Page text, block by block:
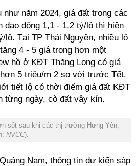
như năm 2024, giá đất trong các
dao động 1,1 - 1,2 tỷ/lô thì hiện
lô. Tại TP Thái Nguyên, nhiều lô
4 - 5 giá trong hơn một
hồ ở KĐT Thăng Long có giá
5 triệu/m 2 so với trước Tết.
tiết lộ có thời điểm giá đất KĐT
từng ngày, cò đất vây kín.
sốt sau khi các thị trường Hưng Yên,
NVCC).
Nam, thông tin dự kiến sáp